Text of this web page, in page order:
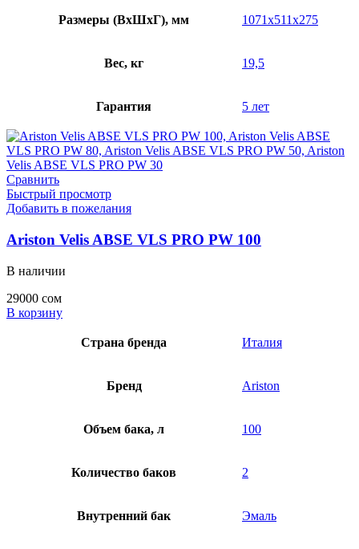
Размеры (ВхШхГ), мм 1071x511x275
Вес, кг 19,5
Гарантия 5 лет
Сравнить
Быстрый просмотр
Добавить в пожелания
Ariston Velis ABSE VLS PRO PW 100
В наличии
29000 сом
В корзину
Страна бренда Италия
Бренд Ariston
Объем бака, л 100
Количество баков 2
Внутренний бак Эмаль